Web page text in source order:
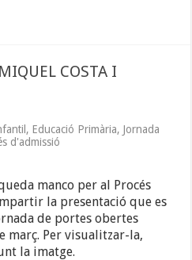
COSTA I
, Educació Primària, Jornada
d'admissió
manco per al Procés
la presentació que es
de portes obertes
març. Per visualitzar-la,
la imatge.